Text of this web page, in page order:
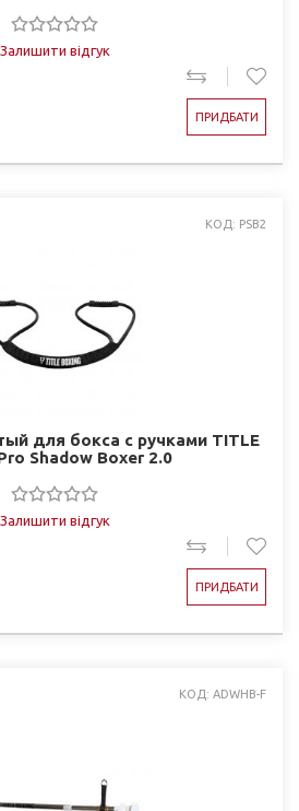
Залишити відгук
ПРИДБАТИ
КОД: PSB2
для бокса с ручками TITLE
Shadow Boxer 2.0
Залишити відгук
ПРИДБАТИ
КОД: ADWHB-F